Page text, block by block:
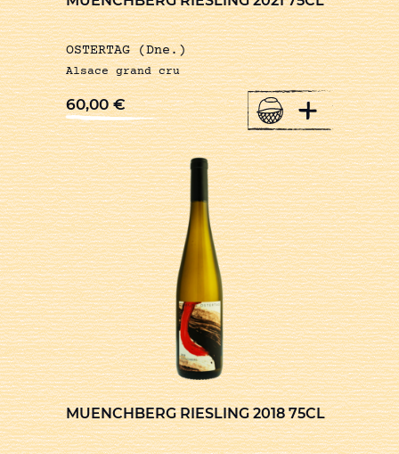
OSTERTAG (Dne.)
Alsace grand cru
60,00€ +
MUENCHBERG RIESLING 2018 75CL